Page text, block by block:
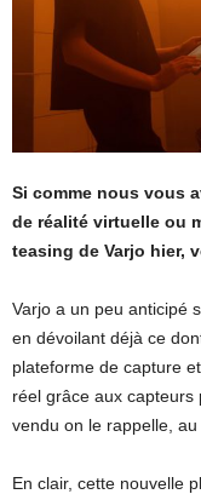
Si comme nous vous
de réalité virtuelle ou
teasing de Varjo hier,
Varjo a un peu anticipé
en dévoilant déjà ce
plateforme de capture
réel grâce aux capteurs
vendu on le rappelle,
En clair, cette nouvelle